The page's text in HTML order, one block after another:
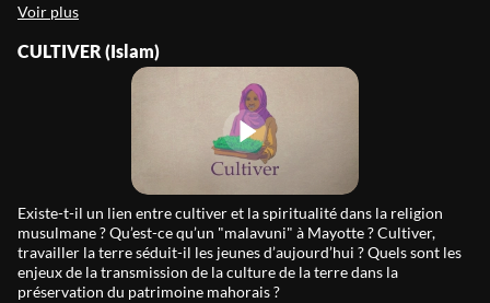
Voir plus
CULTIVER (Islam)
Existe-t-il un lien entre cultiver et la spiritualité dans la religion
musulmane ? Qu’est-ce qu’un "malavuni" à Mayotte ? Cultiver,
travailler la terre séduit-il les jeunes d’aujourd’hui ? Quels sont les
enjeux de la transmission de la culture de la terre dans la
préservation du patrimoine mahorais ?